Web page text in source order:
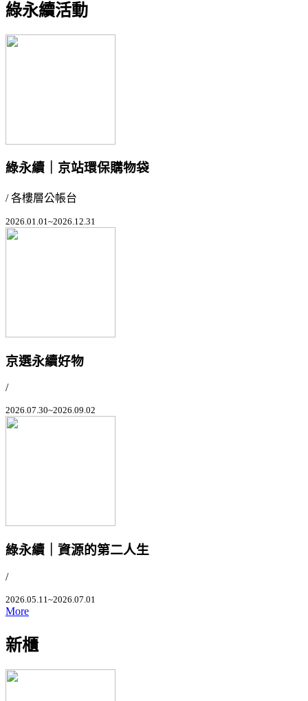
綠永續活動
綠永續｜京站環保購物袋
/ 各樓層公帳台
2026.01.01~2026.12.31
京選永續好物
/
2026.07.30~2026.09.02
綠永續｜資源的第二人生
/
2026.05.11~2026.07.01
More
新櫃